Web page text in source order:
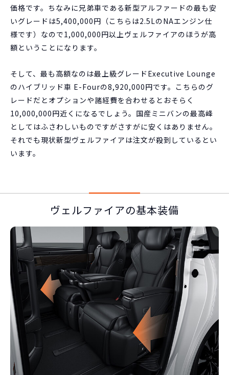
価格です。ちなみに兄弟車である新型アルファードの最も安
いグレードは5,400,000円（こちらは2.5LのNAエンジン仕
様です）なので1,000,000円以上ヴェルファイアのほうが高
額ということになります。
そして、最も高額なのは最上級グレードExecutive Lounge
のハイブリッド車 E-Fourの8,920,000円です。こちらのグ
レードだとオプションや諸経費を合わせるとおそらく
10,000,000円近くになるでしょう。国産ミニバンの最高峰
としてはふさわしいものですがさすがに安くはありません。
それでも現状新型ヴェルファイアは注文が殺到しているとい
います。
ヴェルファイアの基本装備